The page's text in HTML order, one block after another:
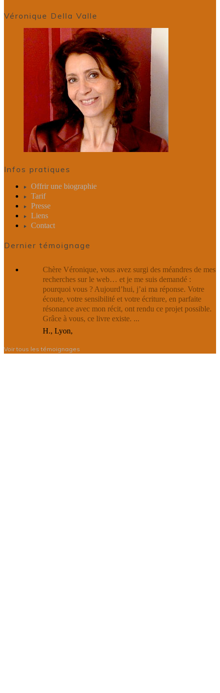
Véronique Della Valle
Infos pratiques
Offrir une biographie
Tarif
Presse
Liens
Contact
Dernier témoignage
Chère Véronique, vous avez surgi des méandres de mes
recherches sur le web… et je me suis demandé :
pourquoi vous ? Aujourd’hui, j’ai ma réponse. Votre
écoute, votre sensibilité et votre écriture, en parfaite
résonance avec mon récit, ont rendu ce projet possible.
Grâce à vous, ce livre existe. ...
H., Lyon,
Voir tous les témoignages